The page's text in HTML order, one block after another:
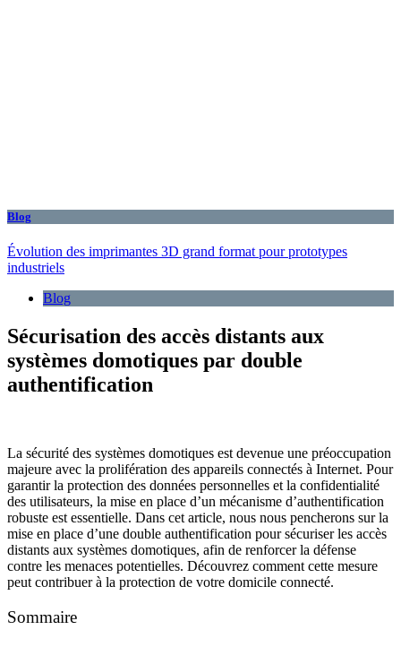
Blog
Évolution des imprimantes 3D grand format pour prototypes
industriels
Blog
Sécurisation des accès distants aux
systèmes domotiques par double
authentification
La sécurité des systèmes domotiques est devenue une préoccupation
majeure avec la prolifération des appareils connectés à Internet. Pour
garantir la protection des données personnelles et la confidentialité
des utilisateurs, la mise en place d’un mécanisme d’authentification
robuste est essentielle. Dans cet article, nous nous pencherons sur la
mise en place d’une double authentification pour sécuriser les accès
distants aux systèmes domotiques, afin de renforcer la défense
contre les menaces potentielles. Découvrez comment cette mesure
peut contribuer à la protection de votre domicile connecté.
Sommaire